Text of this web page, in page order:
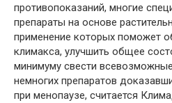
противопоказаний, многие
препараты на основе
применение которых поможет
климакса, улучшить общее
минимуму свести
немногих препаратов
при менопаузе, считается